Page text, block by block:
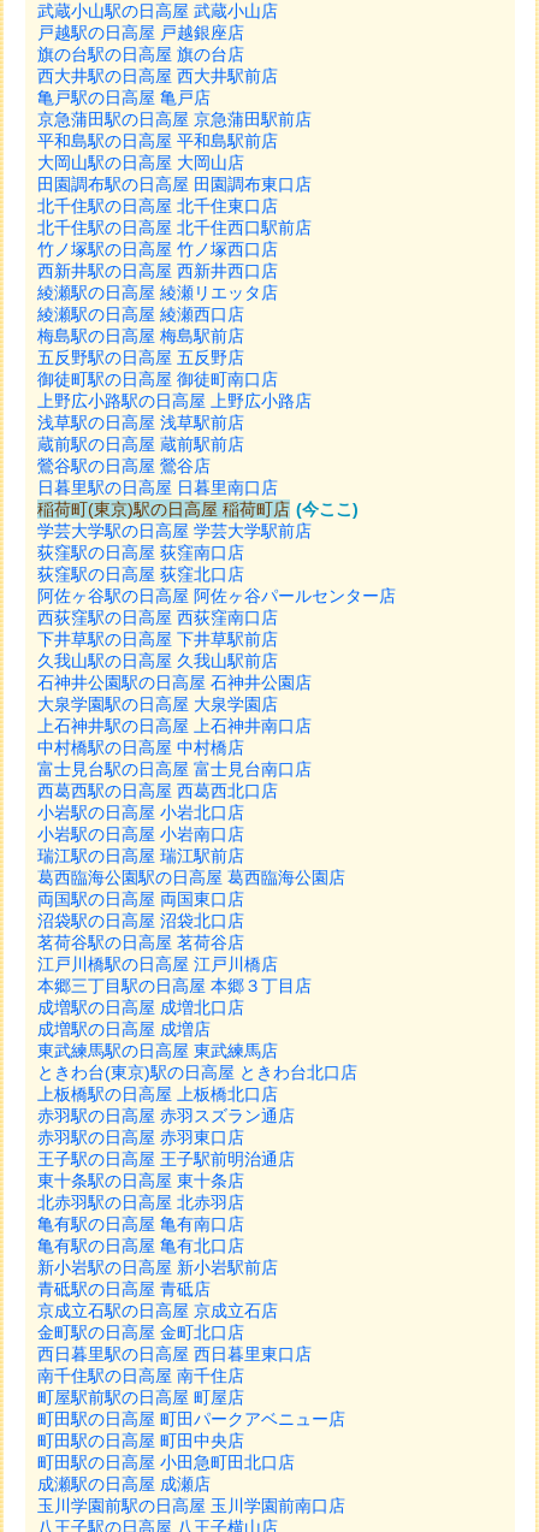
武蔵小山駅の日高屋 武蔵小山店
戸越駅の日高屋 戸越銀座店
旗の台駅の日高屋 旗の台店
西大井駅の日高屋 西大井駅前店
亀戸駅の日高屋 亀戸店
京急蒲田駅の日高屋 京急蒲田駅前店
平和島駅の日高屋 平和島駅前店
大岡山駅の日高屋 大岡山店
田園調布駅の日高屋 田園調布東口店
北千住駅の日高屋 北千住東口店
北千住駅の日高屋 北千住西口駅前店
竹ノ塚駅の日高屋 竹ノ塚西口店
西新井駅の日高屋 西新井西口店
綾瀬駅の日高屋 綾瀬リエッタ店
綾瀬駅の日高屋 綾瀬西口店
梅島駅の日高屋 梅島駅前店
五反野駅の日高屋 五反野店
御徒町駅の日高屋 御徒町南口店
上野広小路駅の日高屋 上野広小路店
浅草駅の日高屋 浅草駅前店
蔵前駅の日高屋 蔵前駅前店
鶯谷駅の日高屋 鶯谷店
日暮里駅の日高屋 日暮里南口店
稲荷町(東京)駅の日高屋 稲荷町店 (今ここ)
学芸大学駅の日高屋 学芸大学駅前店
荻窪駅の日高屋 荻窪南口店
荻窪駅の日高屋 荻窪北口店
阿佐ヶ谷駅の日高屋 阿佐ヶ谷パールセンター店
西荻窪駅の日高屋 西荻窪南口店
下井草駅の日高屋 下井草駅前店
久我山駅の日高屋 久我山駅前店
石神井公園駅の日高屋 石神井公園店
大泉学園駅の日高屋 大泉学園店
上石神井駅の日高屋 上石神井南口店
中村橋駅の日高屋 中村橋店
富士見台駅の日高屋 富士見台南口店
西葛西駅の日高屋 西葛西北口店
小岩駅の日高屋 小岩北口店
小岩駅の日高屋 小岩南口店
瑞江駅の日高屋 瑞江駅前店
葛西臨海公園駅の日高屋 葛西臨海公園店
両国駅の日高屋 両国東口店
沼袋駅の日高屋 沼袋北口店
茗荷谷駅の日高屋 茗荷谷店
江戸川橋駅の日高屋 江戸川橋店
本郷三丁目駅の日高屋 本郷３丁目店
成増駅の日高屋 成増北口店
成増駅の日高屋 成増店
東武練馬駅の日高屋 東武練馬店
ときわ台(東京)駅の日高屋 ときわ台北口店
上板橋駅の日高屋 上板橋北口店
赤羽駅の日高屋 赤羽スズラン通店
赤羽駅の日高屋 赤羽東口店
王子駅の日高屋 王子駅前明治通店
東十条駅の日高屋 東十条店
北赤羽駅の日高屋 北赤羽店
亀有駅の日高屋 亀有南口店
亀有駅の日高屋 亀有北口店
新小岩駅の日高屋 新小岩駅前店
青砥駅の日高屋 青砥店
京成立石駅の日高屋 京成立石店
金町駅の日高屋 金町北口店
西日暮里駅の日高屋 西日暮里東口店
南千住駅の日高屋 南千住店
町屋駅前駅の日高屋 町屋店
町田駅の日高屋 町田パークアベニュー店
町田駅の日高屋 町田中央店
町田駅の日高屋 小田急町田北口店
成瀬駅の日高屋 成瀬店
玉川学園前駅の日高屋 玉川学園前南口店
八王子駅の日高屋 八王子横山店